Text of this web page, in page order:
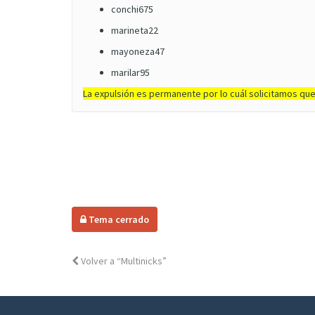
conchi675
marineta22
mayoneza47
marilar95
La expulsión es permanente por lo cuál solicitamos
Tema cerrado
Volver a “Multinicks”